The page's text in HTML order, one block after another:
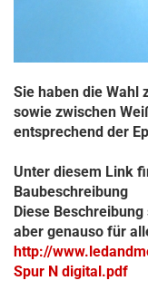
Sie haben die Wahl
sowie zwischen
entsprechend der
Unter diesem Link
Baubeschreibung
Diese
aber genauso für
http://
Spur N digital.pdf